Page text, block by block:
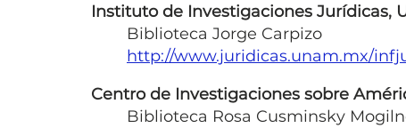
Instituto de Investigaciones Jurídicas,
Biblioteca Jorge Carpizo
http://www.juridicas.unam.mx/
Centro de Investigaciones sobre
Biblioteca Rosa Cusminsky